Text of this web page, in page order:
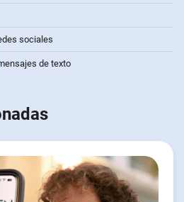
sociales
de texto